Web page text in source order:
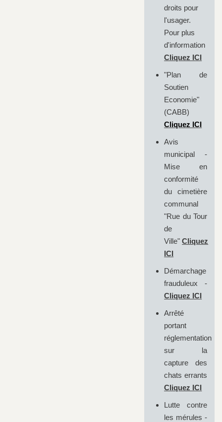
droits pour
l'usager.
Pour plus
d'information
Cliquez ICI
"Plan de
Soutien
Economie"
(CABB)
Cliquez ICI
Avis
municipal -
Mise en
conformité
du cimetière
communal
"Rue du Tour
de
Ville"Cliquez
ICI
Démarchage
frauduleux -
Cliquez ICI
Arrêté
portant
réglementation
sur la
capture des
chats errants
Cliquez ICI
Lutte contre
les mérules -